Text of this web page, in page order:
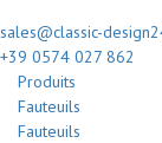
sales@classic-
+39 0574 027 862
Produits
Fauteuils
Fauteuils